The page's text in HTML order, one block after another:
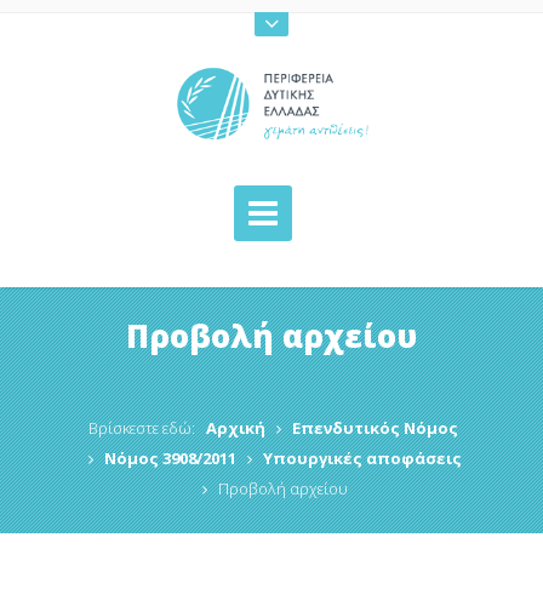
Προβολή αρχείου
Βρίσκεστε εδώ: Αρχική
Επενδυτικός Νόμος
Νόμος 3908/2011
Υπουργικές αποφάσεις
Προβολή αρχείου